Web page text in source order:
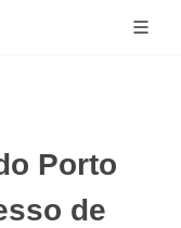
Porto
de